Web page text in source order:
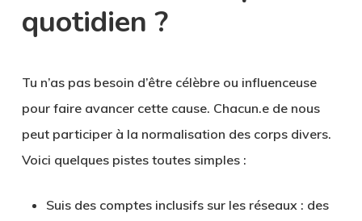
quotidien ?
Tu n’as pas besoin d’être célèbre ou influenceuse
pour faire avancer cette cause. Chacun.e de nous
peut participer à la normalisation des corps divers.
Voici quelques pistes toutes simples :
Suis des comptes inclusifssur les réseaux : des